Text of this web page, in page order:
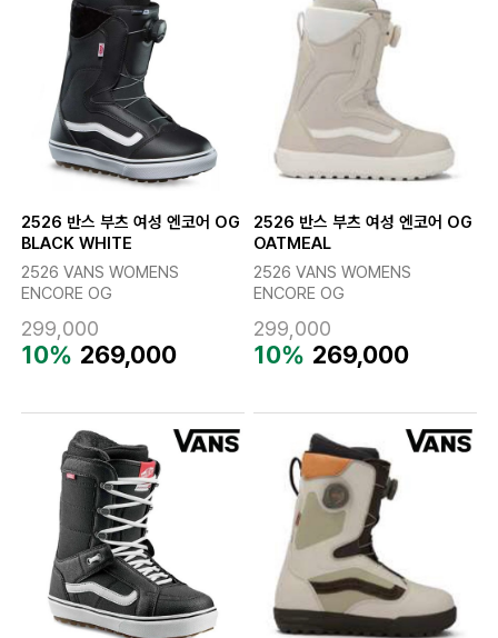
2526 반스 부츠 여성 엔코어 OG
BLACK WHITE
2526 VANS WOMENS
ENCORE OG
299,000
10% 269,000
2526 반스 부츠 여성 엔코어 OG
OATMEAL
2526 VANS WOMENS
ENCORE OG
299,000
10% 269,000